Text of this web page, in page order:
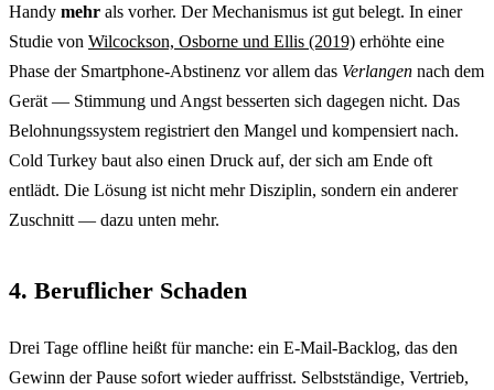
Handy mehr als vorher. Der Mechanismus ist gut belegt. In einer
Studie von Wilcockson, Osborne und Ellis (2019) erhöhte eine
Phase der Smartphone-Abstinenz vor allem das Verlangen nach dem
Gerät — Stimmung und Angst besserten sich dagegen nicht. Das
Belohnungssystem registriert den Mangel und kompensiert nach.
Cold Turkey baut also einen Druck auf, der sich am Ende oft
entlädt. Die Lösung ist nicht mehr Disziplin, sondern ein anderer
Zuschnitt — dazu unten mehr.
4. Beruflicher Schaden
Drei Tage offline heißt für manche: ein E-Mail-Backlog, das den
Gewinn der Pause sofort wieder auffrisst. Selbstständige, Vertrieb,